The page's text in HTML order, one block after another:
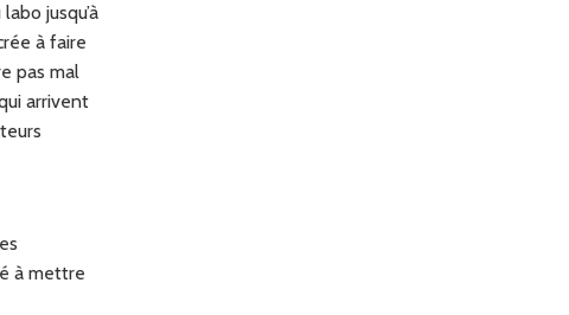
jusqu’à
à faire
pas mal
arrivent
à mettre